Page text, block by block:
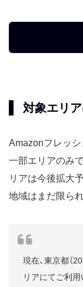
対象エリア
Amazonフレッシ
一部エリアのみ
リアは今後拡大
地域はまだ限ら
現在、東京都（
リアにてご利用